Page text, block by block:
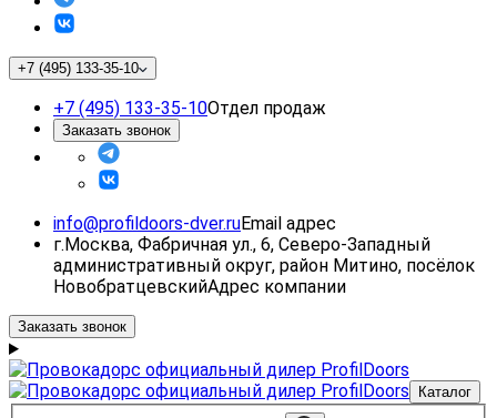
+7 (495) 133-35-10
+7 (495) 133-35-10Отдел продаж
Заказать звонок
info@profildoors-dver.ruEmail адрес
г.Москва, Фабричная ул., 6, Северо-Западный
административный округ, район Митино, посёлок
НовобратцевскийАдрес компании
Заказать звонок
Каталог